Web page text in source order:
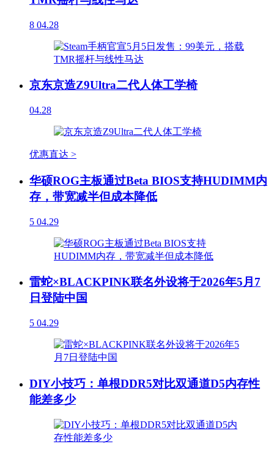
8 04.28
京东京造Z9Ultra二代人体工学椅
04.28
优惠直达 >
华硕ROG主板通过Beta BIOS支持HUDIMM内
存，带宽减半但成本降低
5 04.29
雷蛇×BLACKPINK联名外设将于2026年5月7
日登陆中国
5 04.29
DIY小技巧：单根DDR5对比双通道D5内存性
能差多少